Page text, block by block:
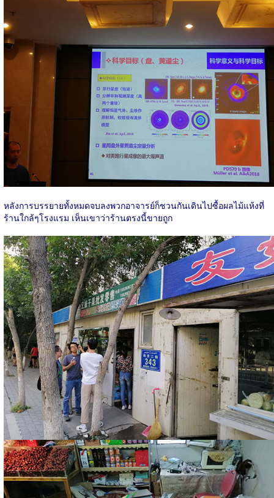
หลังการบรรยายทั้งหมดจบลงพวกอาจารย์ก็ชวนกันเดินไปซื้อผลไม้แห้งที่
ร้านใกล้ๆโรงแรม เห็นเขาว่าร้านตรงนี้ขายถูก